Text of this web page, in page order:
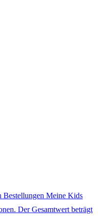
Bestellungen Meine Kids
Der Gesamtwert beträgt